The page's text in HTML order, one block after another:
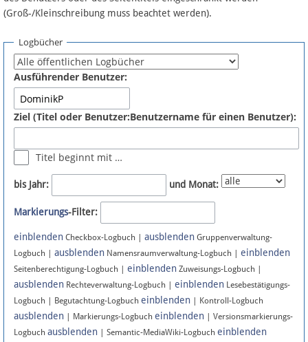
Fördermitglied werden
Fehler melden
Newsletter
Bluesky
Facebook
Instagram
Anmelden
(Groß-/Kleinschreibung muss beachtet werden).
Logbücher
Ausführender Benutzer:
Ziel (Titel oder Benutzer:Benutzername für einen Benutzer):
Titel beginnt mit …
bis Jahr: und Monat:
Markierungs-Filter:
einblenden Checkbox-Logbuch | ausblenden Gruppenverwaltung-
Logbuch | ausblenden Namensraumverwaltung-Logbuch | einblenden
Seitenberechtigung-Logbuch | einblenden Zuweisungs-Logbuch |
ausblenden Rechteverwaltung-Logbuch | einblenden Lesebestätigungs-
Logbuch | Begutachtung-Logbuch einblenden | Kontroll-Logbuch
ausblenden | Markierungs-Logbuch einblenden | Versionsmarkierungs-
Logbuch ausblenden | Semantic-MediaWiki-Logbuch einblenden